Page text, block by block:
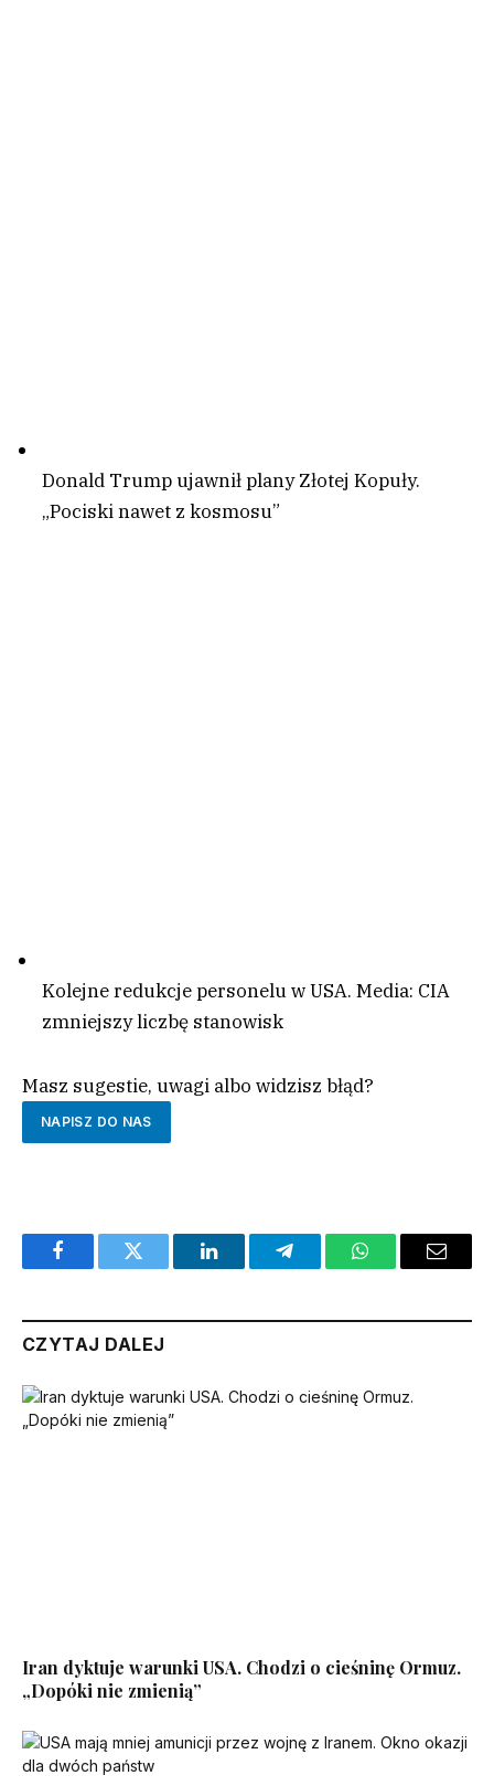
Donald Trump ujawnił plany Złotej Kopuły.
„Pociski nawet z kosmosu”
Kolejne redukcje personelu w USA. Media: CIA
zmniejszy liczbę stanowisk
Masz sugestie, uwagi albo widzisz błąd?
NAPISZ DO NAS
FacebookTwitter LinkedInTelegramWhatsAppEmail
CZYTAJ DALEJ
Iran dyktuje warunki USA. Chodzi o cieśninę Ormuz.
„Dopóki nie zmienią”